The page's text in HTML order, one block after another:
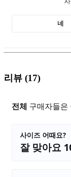
리뷰 (17)